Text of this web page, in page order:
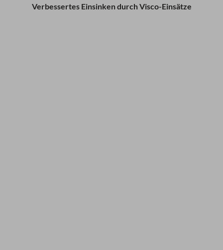
Verbessertes Einsinken durch Visco-Einsätze